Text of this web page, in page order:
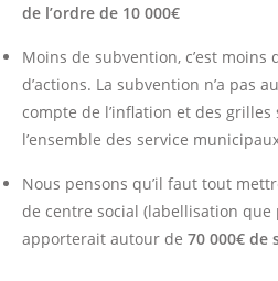
de l’ordre de 10 000€
Moins de subvention, c’est moins
d’actions. La subvention n’a pas
compte de l’inflation et des
l’ensemble des service
Nous pensons qu’il faut tout
de centre social (labellisation que
apporterait autour de 70 000€ de